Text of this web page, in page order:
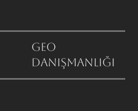
GEO
Danışmanlığı